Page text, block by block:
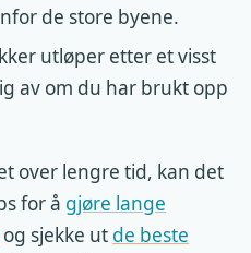
de store byene.
utløper etter et visst
av om du har brukt opp
over lengre tid, kan det
for å gjøre lange
og sjekke ut de beste